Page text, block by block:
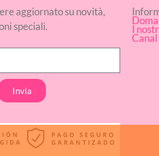
aggiornato su novità,
speciali.
Invia
I